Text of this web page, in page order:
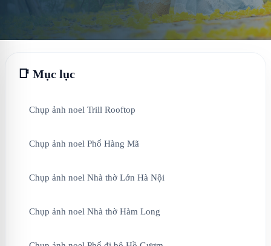
📑 Mục lục
Chụp ảnh noel Trill Rooftop
Chụp ảnh noel Phố Hàng Mã
Chụp ảnh noel Nhà thờ Lớn Hà Nội
Chụp ảnh noel Nhà thờ Hàm Long